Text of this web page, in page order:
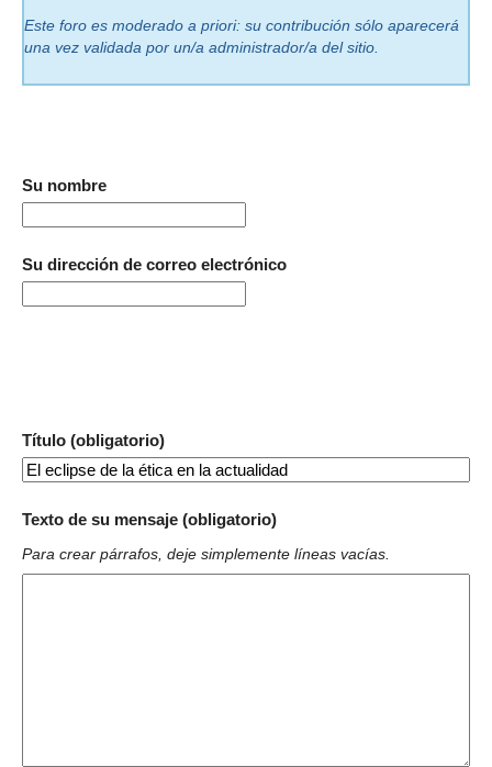
Este foro es moderado a priori: su contribución sólo aparecerá
una vez validada por un/a administrador/a del sitio.
Su nombre
Su dirección de correo electrónico
Título (obligatorio)
Texto de su mensaje (obligatorio)
Para crear párrafos, deje simplemente líneas vacías.